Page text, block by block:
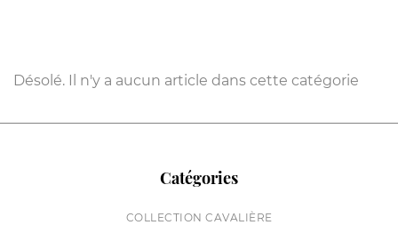
Désolé. Il n'y a aucun article dans cette catégorie
Catégories
COLLECTION CAVALIÈRE